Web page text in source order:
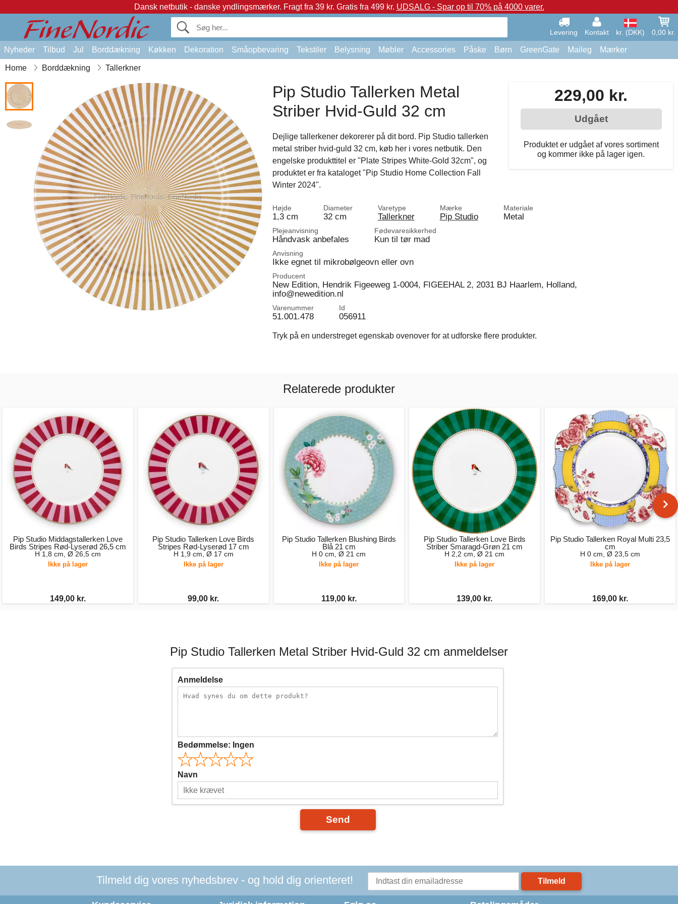
Dansk netbutik - danske yndlingsmærker. Fragt fra 39 kr. Gratis fra 499 kr. UDSALG - Spar op til 70% på 4000 varer.
Levering Kontakt kr. (DKK) 0,00 kr.
Nyheder Tilbud Jul Borddækning Køkken Dekoration Småopbevaring Tekstiler Belysning Møbler Accessories Påske Børn GreenGate Maileg Mærker
Home Borddækning Tallerkner
229,00 kr.
Udgået
Produktet er udgået af vores sortiment
og kommer ikke på lager igen.
Pip Studio Tallerken Metal
Striber Hvid-Guld 32 cm
Dejlige tallerkener dekorerer på dit bord. Pip Studio tallerken
metal striber hvid-guld 32 cm, køb her i vores netbutik. Den
engelske produkttitel er "Plate Stripes White-Gold 32cm", og
produktet er fra kataloget "Pip Studio Home Collection Fall
Winter 2024".
Højde
1,3 cm
Diameter
32 cm
Varetype
Tallerkner
Mærke
Pip Studio
Materiale
Metal
Plejeanvisning
Håndvask anbefales
Fødevaresikkerhed
Kun til tør mad
Anvisning
Ikke egnet til mikrobølgeovn eller ovn
Producent
New Edition, Hendrik Figeeweg 1-0004, FIGEEHAL 2, 2031 BJ Haarlem, Holland,
info@newedition.nl
Varenummer
51.001.478
Id
056911
Tryk på en understreget egenskab ovenover for at udforske flere produkter.
Relaterede produkter
Pip Studio Middagstallerken Love
Birds Stripes Rød-Lyserød 26,5 cm
H 1,8 cm, Ø 26,5 cm
Ikke på lager
149,00 kr.
Pip Studio Tallerken Love Birds
Stripes Rød-Lyserød 17 cm
H 1,9 cm, Ø 17 cm
Ikke på lager
99,00 kr.
Pip Studio Tallerken Blushing Birds
Blå 21 cm
H 0 cm, Ø 21 cm
Ikke på lager
119,00 kr.
Pip Studio Tallerken Love Birds
Striber Smaragd-Grøn 21 cm
H 2,2 cm, Ø 21 cm
Ikke på lager
139,00 kr.
Pip Studio Tallerken Royal Multi 23,5
cm
H 0 cm, Ø 23,5 cm
Ikke på lager
169,00 kr.
Pip Studio Tallerken Metal Striber Hvid-Guld 32 cm anmeldelser
Anmeldelse
Bedømmelse: Ingen
Navn
Send
Tilmeld dig vores nyhedsbrev - og hold dig orienteret! Tilmeld